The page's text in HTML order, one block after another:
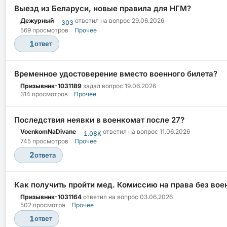
Выезд из Беларуси, новые правила для НГМ?
Дежурный 303 ответил на вопрос 29.06.2026
569 просмотров
Прочее
1ответ
Временное удостоверение вместо военного билета?
Призывник-1031189 задал вопрос 19.06.2026
314 просмотров
Прочее
Последствия неявки в военкомат после 27?
VoenkomNaDivane 1.08Kответил на вопрос 11.06.2026
745 просмотров
Прочее
2ответа
Как получить пройти мед. Комиссию на права без
Призывник-1031164 ответил на вопрос 03.06.2026
502 просмотра
Прочее
1ответ